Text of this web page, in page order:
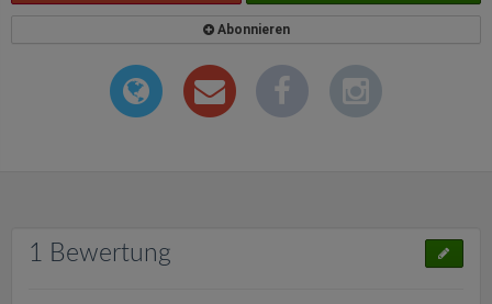
Abonnieren
1 Bewertung